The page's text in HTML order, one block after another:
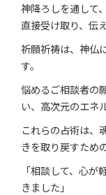
神降ろしを通して
直接受け取り、伝
祈願祈祷は、神仏
す。
悩めるご相談者の
い、高次元のエネ
これらの占術は、
きを取り戻すため
「相談して、心
きました」